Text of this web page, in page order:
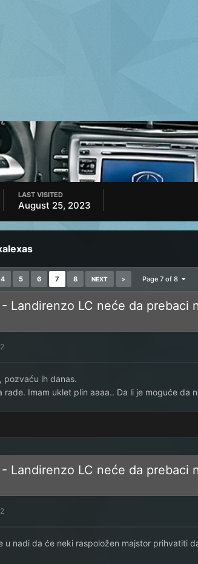
LAST VISITED
August 25, 2023
4 5 6 7 8 NEXT Page 7 of 8
- Landirenzo LC neće da prebaci
pozvaću ih danas.
rade. Imam uklet plin aaaa.. Da li je moguće da
- Landirenzo LC neće da prebaci
u nadi da će neki raspoložen majstor prihvatiti